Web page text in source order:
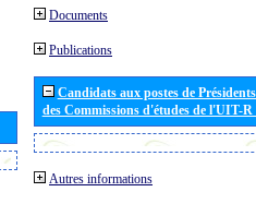
Documents
Publications
Candidats aux postes de
des Commissions d'études de l'UIT-
Autres informations